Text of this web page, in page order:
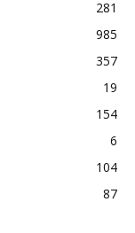
281
985
357
19
154
6
104
87